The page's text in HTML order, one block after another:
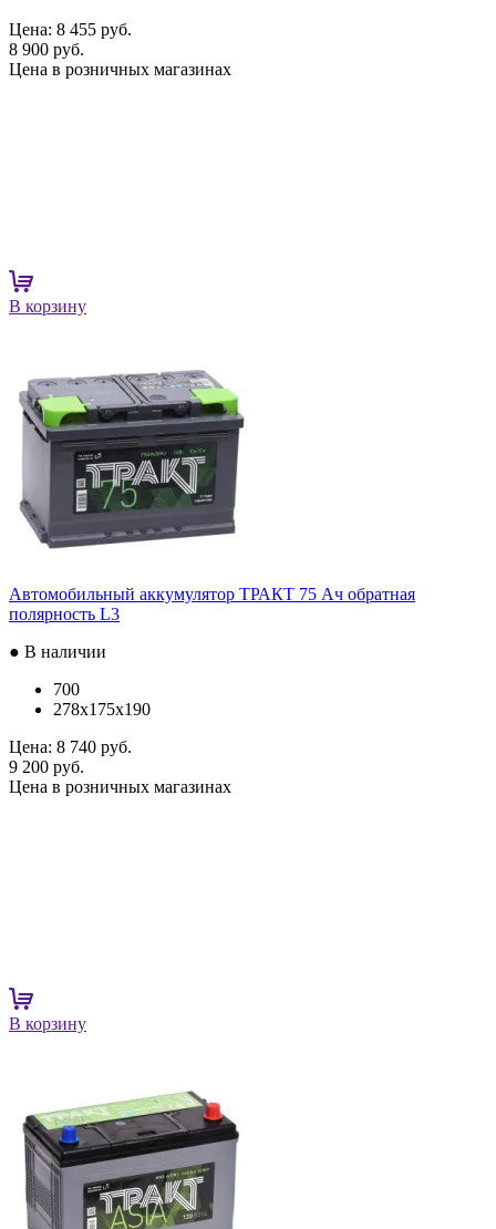
Цена: 8 455 руб.
8 900 руб.
Цена в розничных магазинах
В корзину
Автомобильный аккумулятор ТРАКТ 75 Ач обратная
полярность L3
● В наличии
700
278x175x190
Цена: 8 740 руб.
9 200 руб.
Цена в розничных магазинах
В корзину